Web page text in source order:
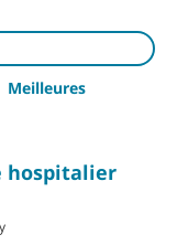
Meilleures
hospitalier